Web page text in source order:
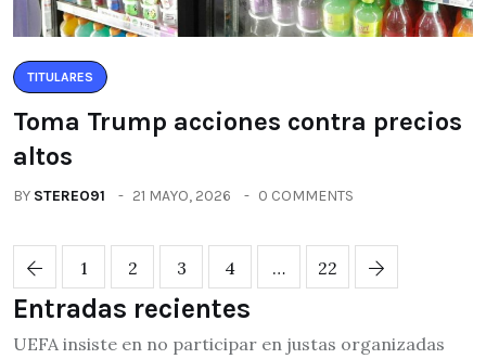
TITULARES
Toma Trump acciones contra precios
altos
BY STEREO91 21 MAYO, 2026 0 COMMENTS
1 2 3 4 … 22
Entradas recientes
UEFA insiste en no participar en justas organizadas